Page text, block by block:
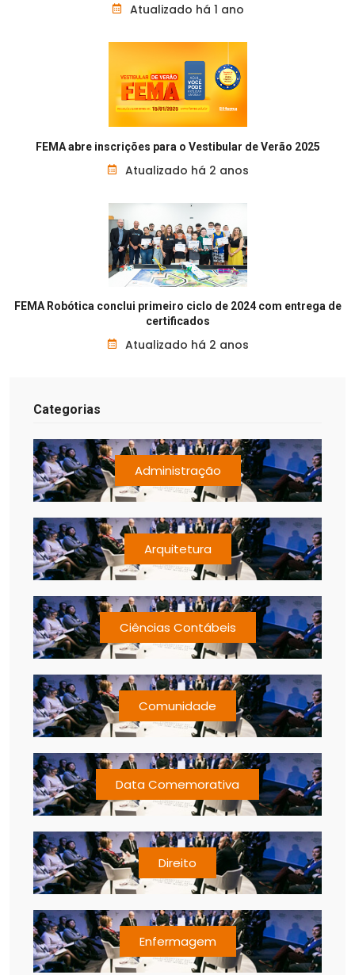
Atualizado há 1 ano
FEMA abre inscrições para o Vestibular de Verão 2025
Atualizado há 2 anos
FEMA Robótica conclui primeiro ciclo de 2024 com entrega de
certificados
Atualizado há 2 anos
Categorias
Administração
Arquitetura
Ciências Contábeis
Comunidade
Data Comemorativa
Direito
Enfermagem